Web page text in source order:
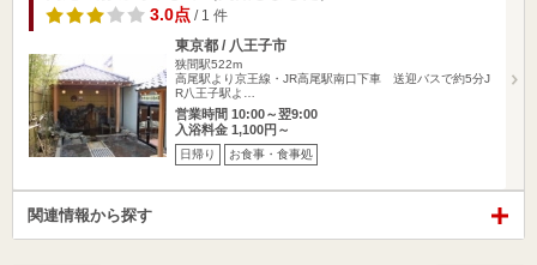
3.0点 / 1 件
東京都 / 八王子市
狭間駅522m
高尾駅より京王線・JR高尾駅南口下車 送迎バスで約5分J
R八王子駅よ…
営業時間 10:00～翌9:00
入浴料金 1,100円～
日帰り お食事・食事処
関連情報から探す